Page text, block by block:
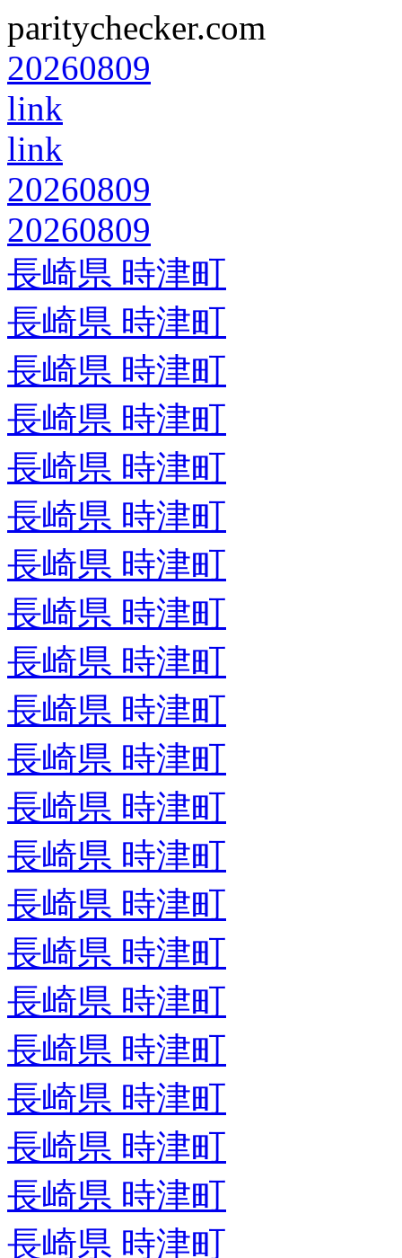
paritychecker.com
20260809
link
link
20260809
20260809
長崎県 時津町
長崎県 時津町
長崎県 時津町
長崎県 時津町
長崎県 時津町
長崎県 時津町
長崎県 時津町
長崎県 時津町
長崎県 時津町
長崎県 時津町
長崎県 時津町
長崎県 時津町
長崎県 時津町
長崎県 時津町
長崎県 時津町
長崎県 時津町
長崎県 時津町
長崎県 時津町
長崎県 時津町
長崎県 時津町
長崎県 時津町